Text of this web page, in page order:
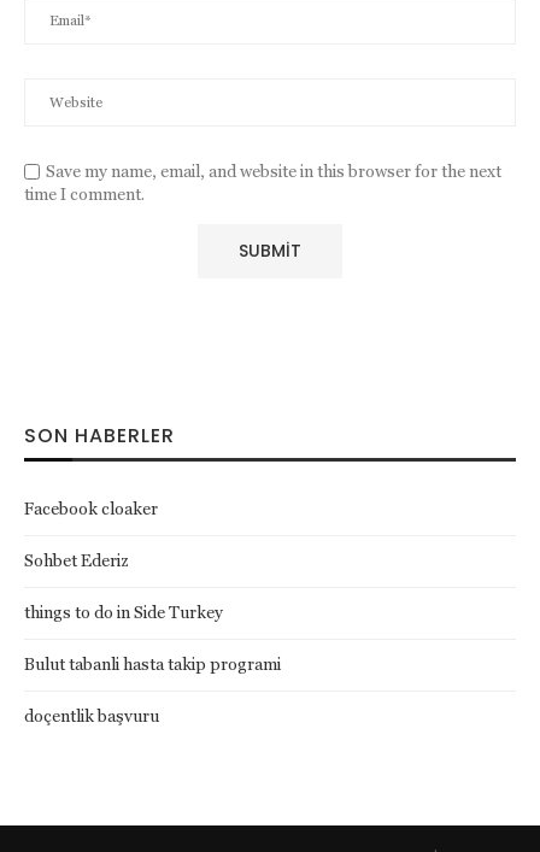
Save my name, email, and website in this browser for the next
time I comment.
SON HABERLER
Facebook cloaker
Sohbet Ederiz
things to do in Side Turkey
Bulut tabanli hasta takip programi
doçentlik başvuru